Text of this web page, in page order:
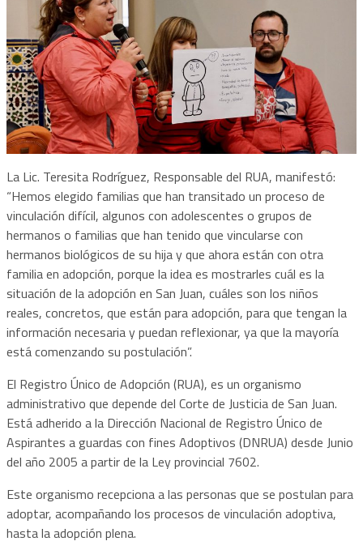
La Lic. Teresita Rodríguez, Responsable del RUA, manifestó:
“Hemos elegido familias que han transitado un proceso de
vinculación difícil, algunos con adolescentes o grupos de
hermanos o familias que han tenido que vincularse con
hermanos biológicos de su hija y que ahora están con otra
familia en adopción, porque la idea es mostrarles cuál es la
situación de la adopción en San Juan, cuáles son los niños
reales, concretos, que están para adopción, para que tengan la
información necesaria y puedan reflexionar, ya que la mayoría
está comenzando su postulación”.
El Registro Único de Adopción (RUA), es un organismo
administrativo que depende del Corte de Justicia de San Juan.
Está adherido a la Dirección Nacional de Registro Único de
Aspirantes a guardas con fines Adoptivos (DNRUA) desde Junio
del año 2005 a partir de la Ley provincial 7602.
Este organismo recepciona a las personas que se postulan para
adoptar, acompañando los procesos de vinculación adoptiva,
hasta la adopción plena.